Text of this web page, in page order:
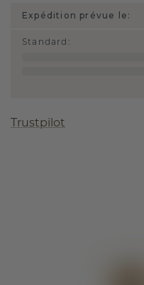
Expédition prévue le:
Standard :
Trustpilot